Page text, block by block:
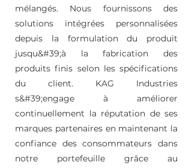
mélangés. Nous fournissons des
solutions intégrées personnalisées
depuis la formulation du produit
jusqu&#39;à la fabrication des
produits finis selon les spécifications
du client. KAG Industries
s&#39;engage à améliorer
continuellement la réputation de ses
marques partenaires en maintenant la
confiance des consommateurs dans
notre portefeuille grâce au